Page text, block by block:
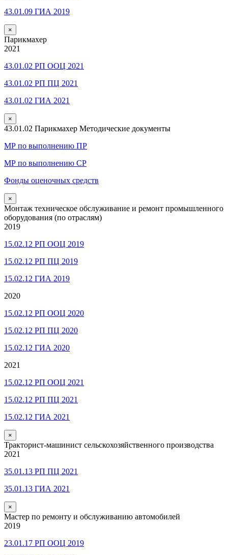
43.01.09 ГИА 2019
×
Парикмахер
2021
43.01.02 РП ООЦ 2021
43.01.02 РП ПЦ 2021
43.01.02 ГИА 2021
×
43.01.02 Парикмахер Методические документы
МР по выполнению ПР
МР по выполнению СР
Фонды оценочных средств
×
Монтаж техническое обслуживание и ремонт промышленного
оборудования (по отраслям)
2019
15.02.12 РП ООЦ 2019
15.02.12 РП ПЦ 2019
15.02.12 ГИА 2019
2020
15.02.12 РП ООЦ 2020
15.02.12 РП ПЦ 2020
15.02.12 ГИА 2020
2021
15.02.12 РП ООЦ 2021
15.02.12 РП ПЦ 2021
15.02.12 ГИА 2021
×
Тракторист-машинист сельскохозяйственного производства
2021
35.01.13 РП ПЦ 2021
35.01.13 ГИА 2021
×
Мастер по ремонту и обслуживанию автомобилей
2019
23.01.17 РП ООЦ 2019